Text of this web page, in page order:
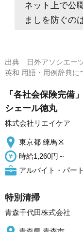
ネット上で公
ましを防ぐの
出典
日外アソシエー
英和 用語・用例辞典
「各社会保険完備
シェール徳丸
株式会社リエイケア
東京都 練馬区
時給1,260円～
アルバイト・パート
特別清掃
青森千代田株式会社